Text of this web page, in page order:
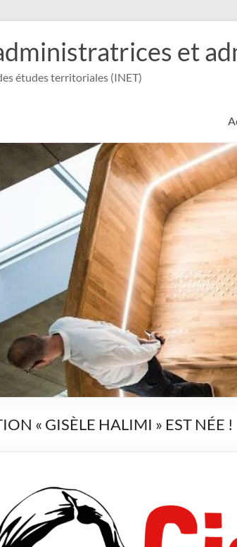
et
études territoriales (INET)
« GISÈLE HALIMI » EST NÉE !